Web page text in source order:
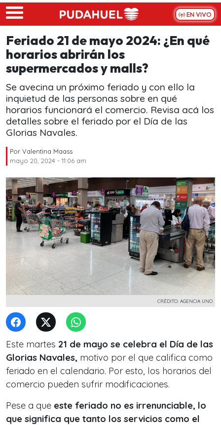
Skip to main content
EN VIVO
Feriado 21 de mayo 2024: ¿En qué
horarios abrirán los
supermercados y malls?
Se avecina un próximo feriado y con ello la
inquietud de las personas sobre en qué
horarios funcionará el comercio. Revisa acá los
detalles sobre el feriado por el Día de las
Glorias Navales.
Por Valentina Maass
mayo 20, 2024 - 11:06 am
CRÉDITO: AGENCIA UNO
Este martes 21 de mayo se celebra el Día de las
Glorias Navales, motivo por el que califica como
feriado en el calendario. Por esto, los horarios del
comercio pueden sufrir modificaciones.
Pese a que este feriado no es irrenunciable, lo
que significa que tanto los servicios como el